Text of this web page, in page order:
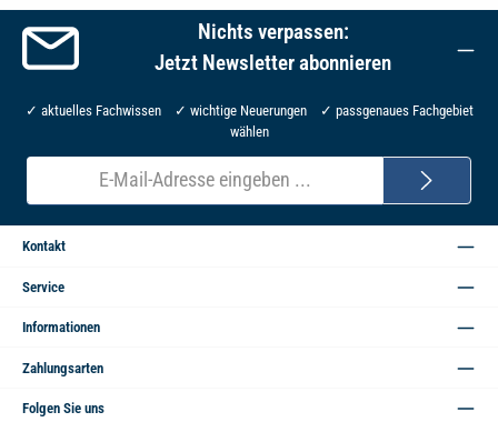
Nichts verpassen:
Jetzt Newsletter abonnieren
✓ aktuelles Fachwissen ✓ wichtige Neuerungen ✓ passgenaues Fachgebiet
wählen
E-
Mail-
Adresse*
Kontakt
Service
Informationen
Zahlungsarten
Folgen Sie uns